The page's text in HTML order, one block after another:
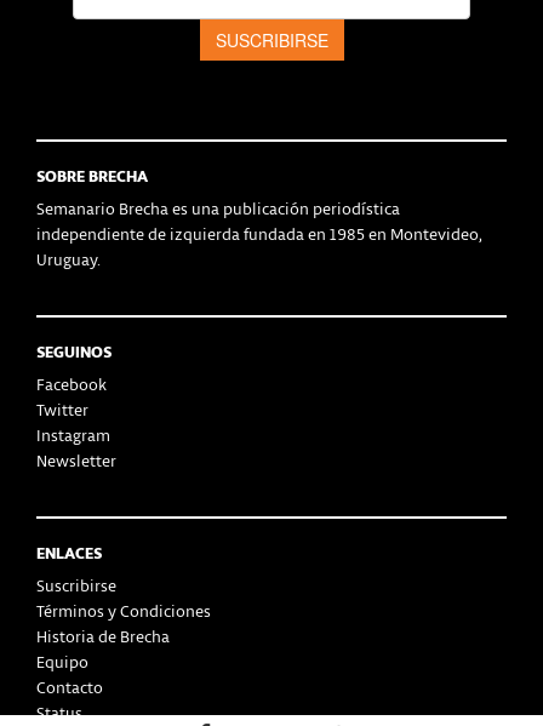
SOBRE BRECHA
Semanario Brecha es una publicación periodística
independiente de izquierda fundada en 1985 en Montevideo,
Uruguay.
SEGUINOS
Facebook
Twitter
Instagram
Newsletter
ENLACES
Suscribirse
Términos y Condiciones
Historia de Brecha
Equipo
Contacto
Status